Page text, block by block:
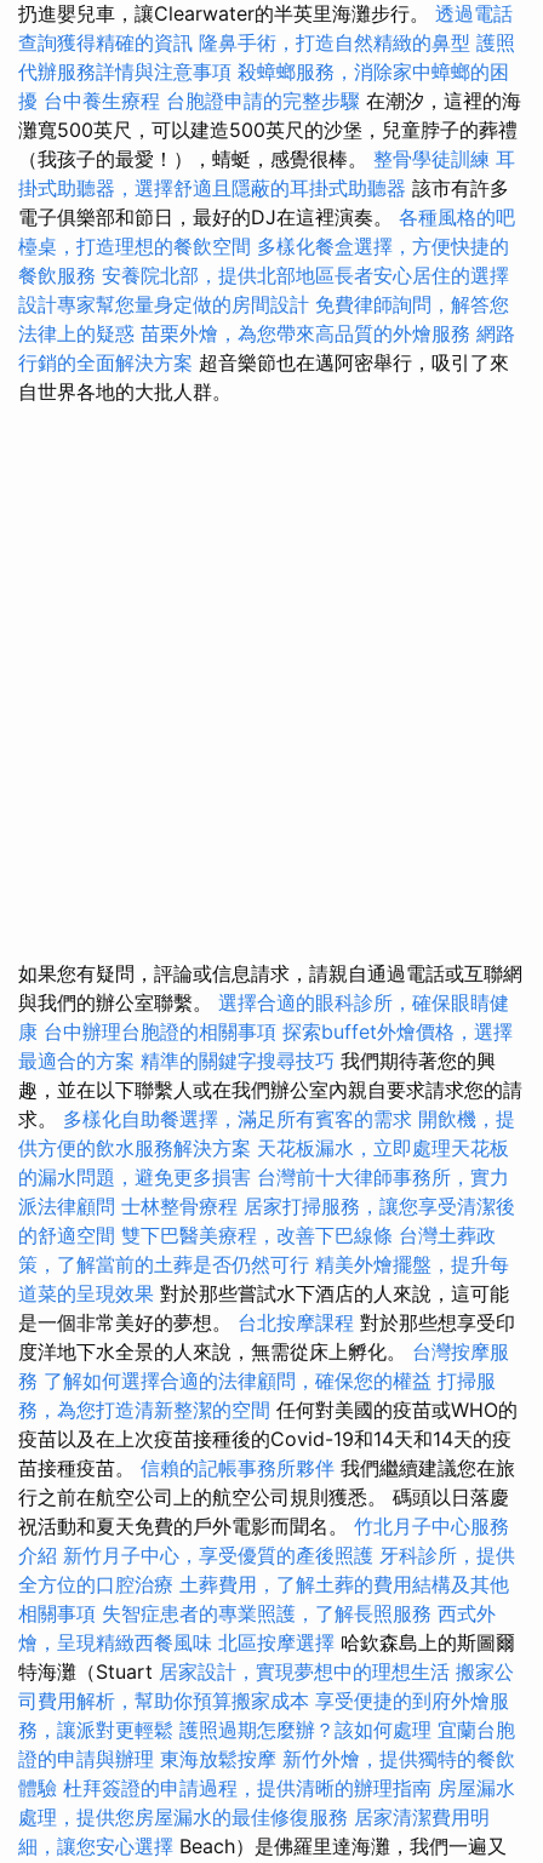
扔進嬰兒車，讓Clearwater的半英里海灘步行。 透過電話
查詢獲得精確的資訊 隆鼻手術，打造自然精緻的鼻型 護照
代辦服務詳情與注意事項 殺蟑螂服務，消除家中蟑螂的困
擾 台中養生療程 台胞證申請的完整步驟 在潮汐，這裡的海
灘寬500英尺，可以建造500英尺的沙堡，兒童脖子的葬禮
（我孩子的最愛！），蜻蜓，感覺很棒。 整骨學徒訓練 耳
掛式助聽器，選擇舒適且隱蔽的耳掛式助聽器 該市有許多
電子俱樂部和節日，最好的DJ在這裡演奏。 各種風格的吧
檯桌，打造理想的餐飲空間 多樣化餐盒選擇，方便快捷的
餐飲服務 安養院北部，提供北部地區長者安心居住的選擇
設計專家幫您量身定做的房間設計 免費律師詢問，解答您
法律上的疑惑 苗栗外燴，為您帶來高品質的外燴服務 網路
行銷的全面解決方案 超音樂節也在邁阿密舉行，吸引了來
自世界各地的大批人群。
如果您有疑問，評論或信息請求，請親自通過電話或互聯網
與我們的辦公室聯繫。 選擇合適的眼科診所，確保眼睛健
康 台中辦理台胞證的相關事項 探索buffet外燴價格，選擇
最適合的方案 精準的關鍵字搜尋技巧 我們期待著您的興
趣，並在以下聯繫人或在我們辦公室內親自要求請求您的請
求。 多樣化自助餐選擇，滿足所有賓客的需求 開飲機，提
供方便的飲水服務解決方案 天花板漏水，立即處理天花板
的漏水問題，避免更多損害 台灣前十大律師事務所，實力
派法律顧問 士林整骨療程 居家打掃服務，讓您享受清潔後
的舒適空間 雙下巴醫美療程，改善下巴線條 台灣土葬政
策，了解當前的土葬是否仍然可行 精美外燴擺盤，提升每
道菜的呈現效果 對於那些嘗試水下酒店的人來說，這可能
是一個非常美好的夢想。 台北按摩課程 對於那些想享受印
度洋地下水全景的人來說，無需從床上孵化。 台灣按摩服
務 了解如何選擇合適的法律顧問，確保您的權益 打掃服
務，為您打造清新整潔的空間 任何對美國的疫苗或WHO的
疫苗以及在上次疫苗接種後的Covid-19和14天和14天的疫
苗接種疫苗。 信賴的記帳事務所夥伴 我們繼續建議您在旅
行之前在航空公司上的航空公司規則獲悉。 碼頭以日落慶
祝活動和夏天免費的戶外電影而聞名。 竹北月子中心服務
介紹 新竹月子中心，享受優質的產後照護 牙科診所，提供
全方位的口腔治療 土葬費用，了解土葬的費用結構及其他
相關事項 失智症患者的專業照護，了解長照服務 西式外
燴，呈現精緻西餐風味 北區按摩選擇 哈欽森島上的斯圖爾
特海灘（Stuart 居家設計，實現夢想中的理想生活 搬家公
司費用解析，幫助你預算搬家成本 享受便捷的到府外燴服
務，讓派對更輕鬆 護照過期怎麼辦？該如何處理 宜蘭台胞
證的申請與辦理 東海放鬆按摩 新竹外燴，提供獨特的餐飲
體驗 杜拜簽證的申請過程，提供清晰的辦理指南 房屋漏水
處理，提供您房屋漏水的最佳修復服務 居家清潔費用明
細，讓您安心選擇 Beach）是佛羅里達海灘，我們一遍又